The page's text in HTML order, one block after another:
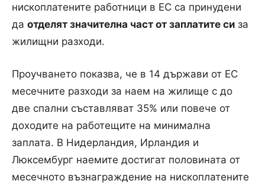
нископлатените работници в ЕС са принудени
да отделят значителна част от заплатите си за
жилищни разходи.
Проучването показва, че в 14 държави от ЕС
месечните разходи за наем на жилище с до
две спални съставляват 35% или повече от
доходите на работещите на минимална
заплата. В Нидерландия, Ирландия и
Люксембург наемите достигат половината от
месечното възнаграждение на нископлатените